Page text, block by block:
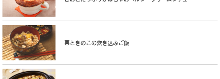
栗ときのこの炊き込みご飯